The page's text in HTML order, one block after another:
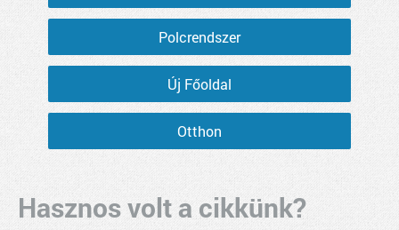
Polcrendszer
Új Főoldal
Otthon
Hasznos volt a cikkünk?